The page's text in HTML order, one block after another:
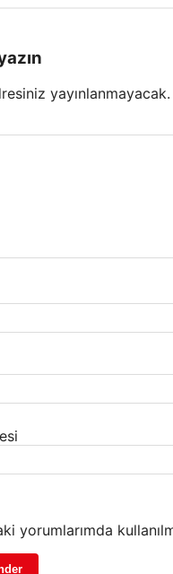
yayınlanmayacak.
yorumlarımda